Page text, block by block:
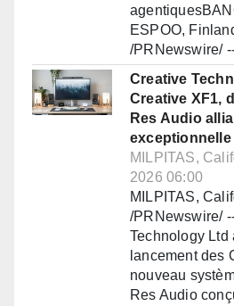
ESPOO,
/PRNewswire/
Creative
Creative XF1,
Res Audio
MILPITAS,
2026 06:00
MILPITAS,
/PRNewswire/
Technology Ltd
lancement des
nouveau
Res Audio